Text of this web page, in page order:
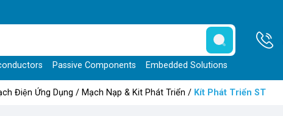
Passive Components Embedded Solutions
Điện Ứng Dụng / Mạch Nạp & Kit Phát Triển / Kít Phát Triển ST